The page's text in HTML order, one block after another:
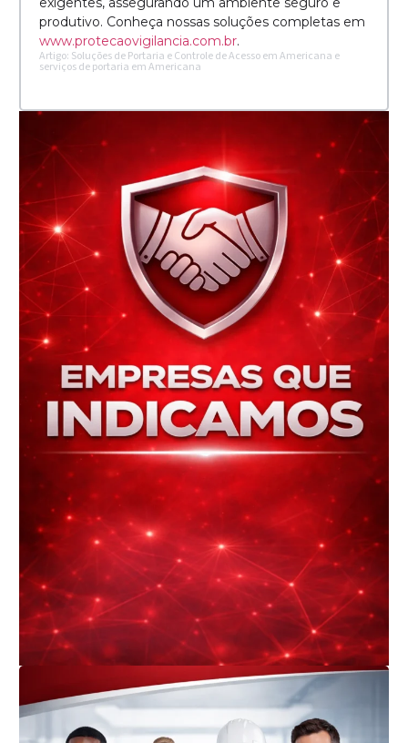
produtivo. Conheça nossas soluções completas em
www.protecaovigilancia.com.br.
Artigo: Soluções de Portaria e Controle de Acesso em Americana e
serviços de portaria em Americana